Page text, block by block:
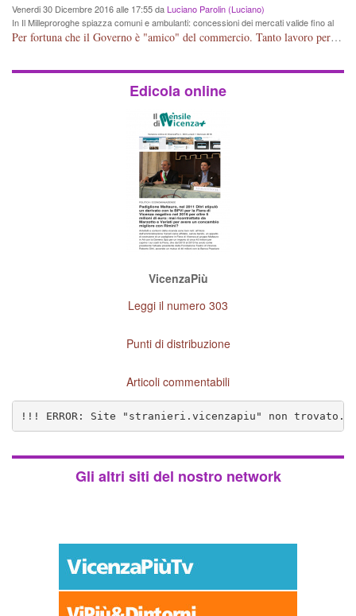
Venerdi 30 Dicembre 2016 alle 17:55 daLuciano Parolin (Luciano)
In Il Milleproroghe spiazza comuni e ambulanti: concessioni dei mercati valide fino al
2020
Per fortuna che il Governo è "amico" del commercio. Tanto lavoro per nessun cambiamento. Tutto fermo sino al 2020. E' incomprensibile dice il Dirigente, figurarsi se il cittadino normale che legge e chiede di essere informato, può capire qualcosa. E' certo che, almeno per Vicenza, alcune situazioni contingenti devono essere riviste, vedi mercato di Viale Roma e altro, prima che la città UNESCO che si sta trasformando in città storico-artistico-turistica, diventi una casba tunisina! Capisco le esigenze delle imprese, ma a decidere dovrebbe essere la Città che ha eletto i suoi rappresentanti, invece ROMA, tra un rinvio ed un altro, arriva al 2020 senza aver cambiato Niente. Mala tempora currunt.
Edicola online
VicenzaPiù
Leggi il numero 303
Punti di distribuzione
Articoli commentabili
!!! ERROR: Site "stranieri.vicenzapiu" non trovato.
Gli altri siti del nostro network